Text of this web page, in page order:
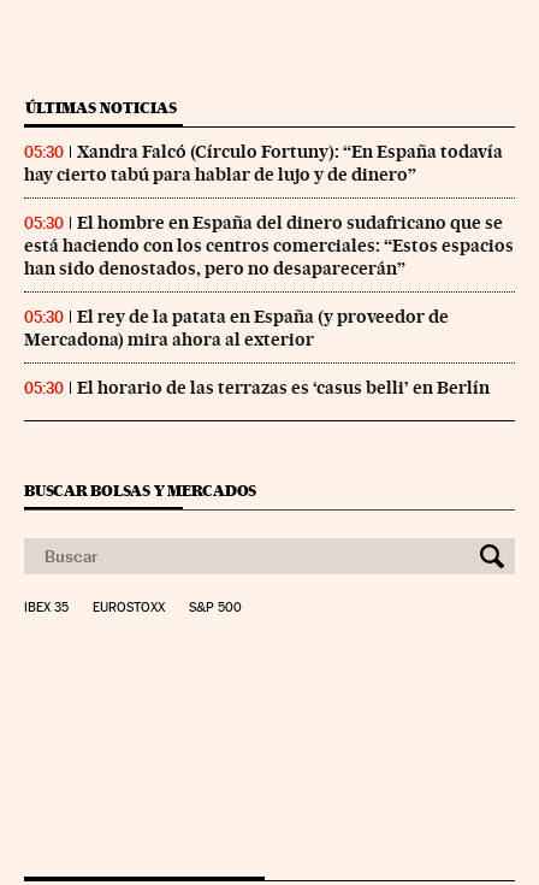
ÚLTIMAS NOTICIAS
05:30
Xandra Falcó (Círculo Fortuny): “En España todavía
hay cierto tabú para hablar de lujo y de dinero”
05:30
El hombre en España del dinero sudafricano que se
está haciendo con los centros comerciales: “Estos espacios
han sido denostados, pero no desaparecerán”
05:30
El rey de la patata en España (y proveedor de
Mercadona) mira ahora al exterior
05:30 El horario de las terrazas es ‘casus belli’ en Berlín
BUSCAR BOLSAS Y MERCADOS
IBEX 35 EUROSTOXX S&P 500